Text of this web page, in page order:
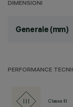
DIMENSIONI
Generale (mm)
PERFORMANCE
Classe III